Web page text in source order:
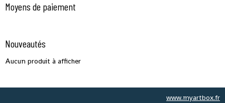
Moyens de paiement
Nouveautés
Aucun produit à afficher
www.myartbox.fr